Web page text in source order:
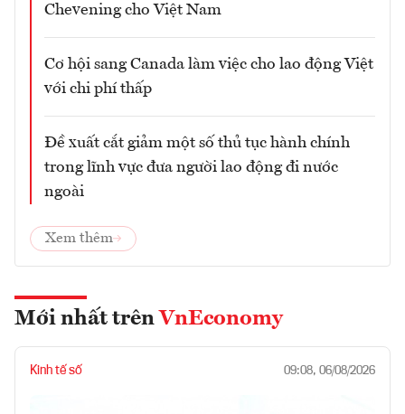
Chevening cho Việt Nam
Cơ hội sang Canada làm việc cho lao động Việt
với chi phí thấp
Đề xuất cắt giảm một số thủ tục hành chính
trong lĩnh vực đưa người lao động đi nước
ngoài
Xem thêm
Mới nhất trên VnEconomy
Kinh tế số 09:08, 06/08/2026